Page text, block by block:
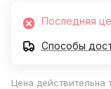
Последняя
Способы
Цена действительна